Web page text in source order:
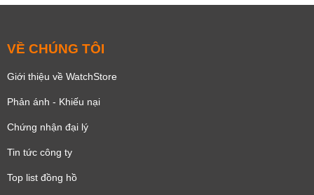
VỀ CHÚNG TÔI
Giới thiệu về WatchStore
Phản ánh - Khiếu nại
Chứng nhận đại lý
Tin tức công ty
Top list đồng hồ